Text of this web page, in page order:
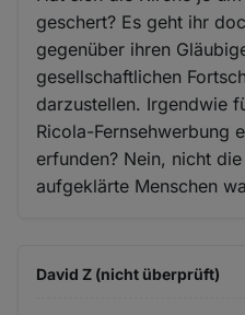
geschert? Es geht ihr
gegenüber ihren
gesellschaftlichen
darzustellen. Irgendwie
Ricola-Fernsehwerbung
erfunden? Nein, nicht
aufgeklärte Menschen
David Z (nicht überprüft)